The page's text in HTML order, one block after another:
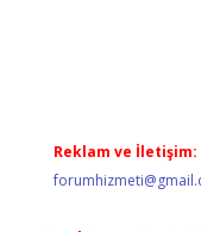
Reklam ve İletişim: